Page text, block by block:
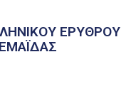
ΕΡΥΘΡΟΥ